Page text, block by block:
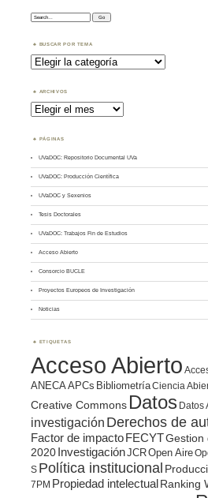
Search:
BUSCAR POR TEMA
Buscar
por
Tema
ARCHIVOS
Archivos
PÁGINAS
UVaDOC: Repositorio Documental UVa
UVaDOC: Producción Científica
UVaDOC y Sexenios
Tesis Doctorales
UVaDOC: Trabajos Fin de Estudios
Acceso Abierto
Consorcio BUCLE
Proyectos Europeos de Investigación
Noticias
ETIQUETAS
Acceso Abierto
ANECA APCs BibliometríaCiencia
Creative Commons Datos Datos
investigación Derechos de
Factor de impactoFECYTGestion
2020InvestigaciónJCROpen Aire
S Política institucional
7PM Propiedad intelectualRanking